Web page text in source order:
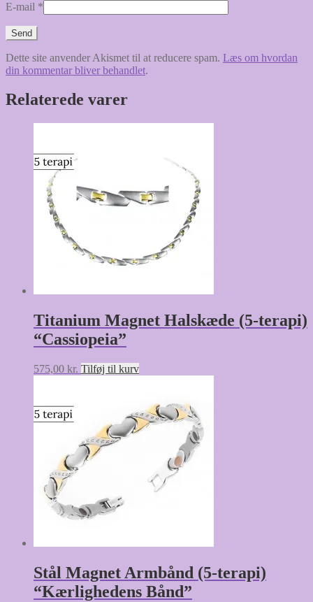
E-mail *
Dette site anvender Akismet til at reducere spam. Læs om hvordan
din kommentar bliver behandlet.
Relaterede varer
Titanium Magnet Halskæde (5-terapi)
“Cassiopeia”
575,00 kr. Tilføj til kurv
Stål Magnet Armbånd (5-terapi)
“Kærlighedens Bånd”